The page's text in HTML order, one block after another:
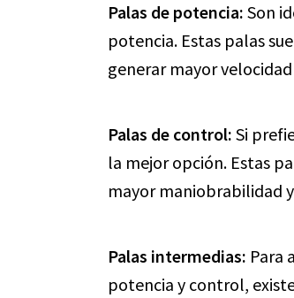
Palas de potencia: Son
potencia. Estas palas
generar mayor
Palas de control: Si
la mejor opción. Estas
mayor maniobrabilidad
Palas intermedias: Para
potencia y control,